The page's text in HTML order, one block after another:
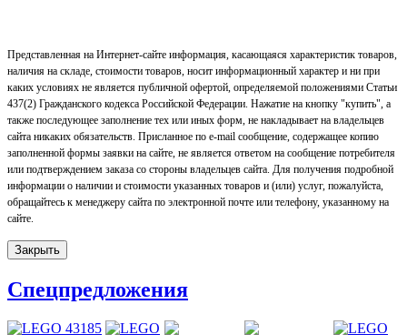
Представленная на Интернет-сайте информация, касающаяся характеристик товаров,
наличия на складе, стоимости товаров, носит информационный характер и ни при
каких условиях не является публичной офертой, определяемой положениями Статьи
437(2) Гражданского кодекса Российской Федерации. Нажатие на кнопку "купить", а
также последующее заполнение тех или иных форм, не накладывает на владельцев
сайта никаких обязательств. Присланное по e-mail сообщение, содержащее копию
заполненной формы заявки на сайте, не является ответом на сообщение потребителя
или подтверждением заказа со стороны владельцев сайта. Для получения подробной
информации о наличии и стоимости указанных товаров и (или) услуг, пожалуйста,
обращайтесь к менеджеру сайта по электронной почте или телефону, указанному на
сайте.
Закрыть
Спецпредложения